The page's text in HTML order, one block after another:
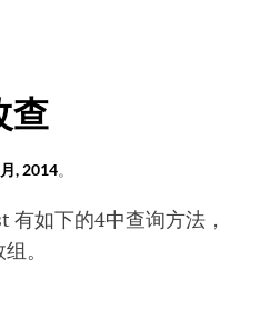
查
, 2014。
有如下的4中查询方法，
。